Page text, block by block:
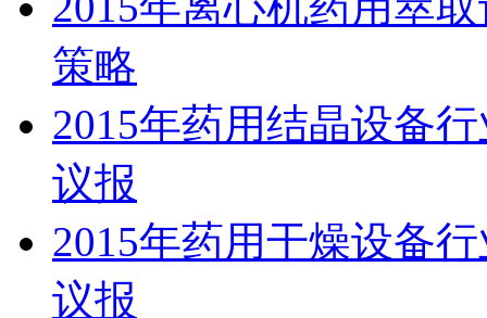
策略
2015年药用结晶设备
议报
2015年药用干燥设备
议报